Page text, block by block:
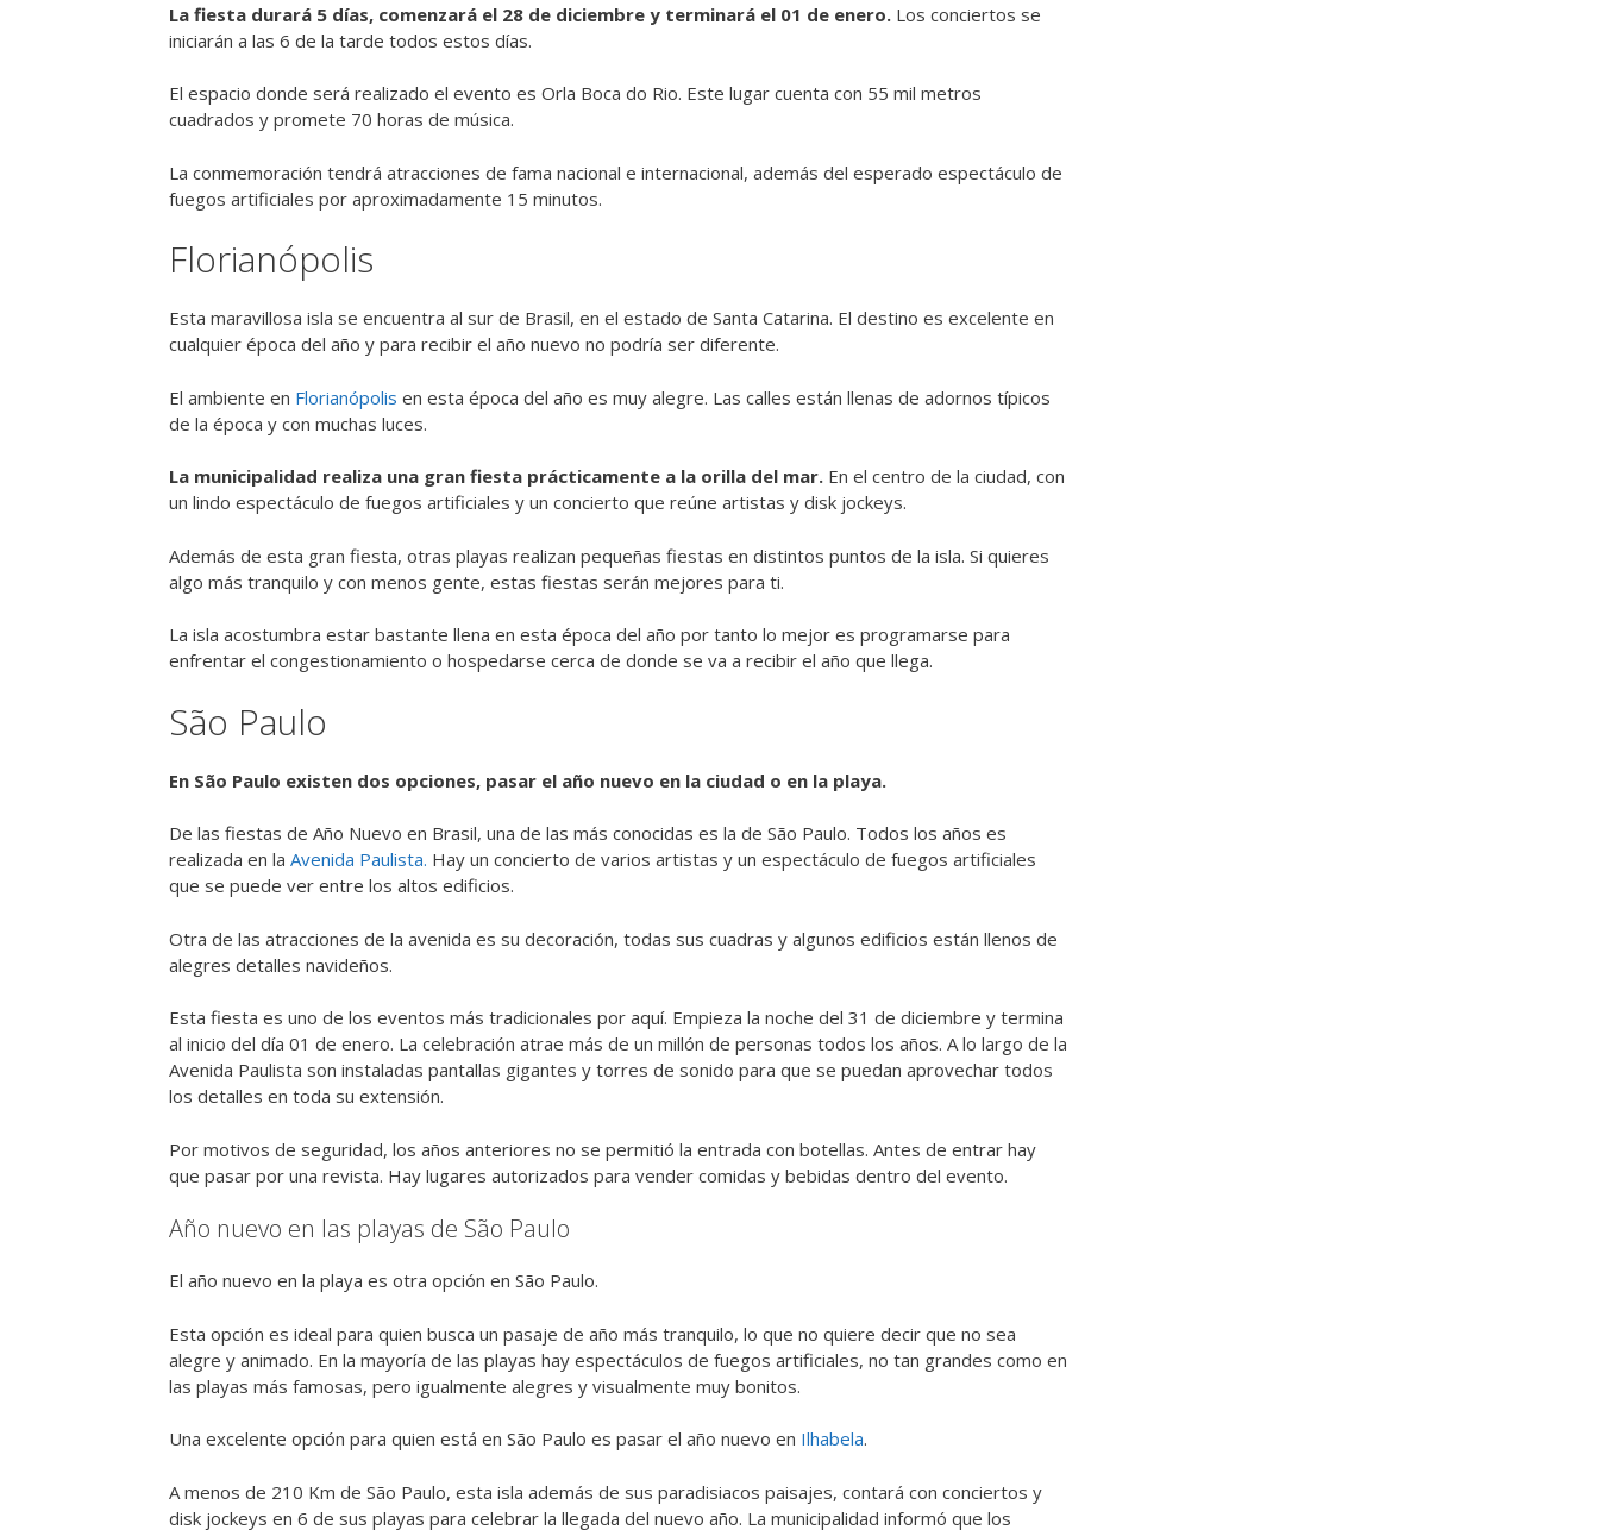
La fiesta durará 5 días, comenzará el 28 de diciembre y terminará el 01 de enero. Los conciertos se
iniciarán a las 6 de la tarde todos estos días.
El espacio donde será realizado el evento es Orla Boca do Rio. Este lugar cuenta con 55 mil metros
cuadrados y promete 70 horas de música.
La conmemoración tendrá atracciones de fama nacional e internacional, además del esperado espectáculo de
fuegos artificiales por aproximadamente 15 minutos.
Florianópolis
Esta maravillosa isla se encuentra al sur de Brasil, en el estado de Santa Catarina. El destino es excelente en
cualquier época del año y para recibir el año nuevo no podría ser diferente.
El ambiente en Florianópolis en esta época del año es muy alegre. Las calles están llenas de adornos típicos
de la época y con muchas luces.
La municipalidad realiza una gran fiesta prácticamente a la orilla del mar. En el centro de la ciudad, con
un lindo espectáculo de fuegos artificiales y un concierto que reúne artistas y disk jockeys.
Además de esta gran fiesta, otras playas realizan pequeñas fiestas en distintos puntos de la isla. Si quieres
algo más tranquilo y con menos gente, estas fiestas serán mejores para ti.
La isla acostumbra estar bastante llena en esta época del año por tanto lo mejor es programarse para
enfrentar el congestionamiento o hospedarse cerca de donde se va a recibir el año que llega.
São Paulo
En São Paulo existen dos opciones, pasar el año nuevo en la ciudad o en la playa.
De las fiestas de Año Nuevo en Brasil, una de las más conocidas es la de São Paulo. Todos los años es
realizada en la Avenida Paulista. Hay un concierto de varios artistas y un espectáculo de fuegos artificiales
que se puede ver entre los altos edificios.
Otra de las atracciones de la avenida es su decoración, todas sus cuadras y algunos edificios están llenos de
alegres detalles navideños.
Esta fiesta es uno de los eventos más tradicionales por aquí. Empieza la noche del 31 de diciembre y termina
al inicio del día 01 de enero. La celebración atrae más de un millón de personas todos los años. A lo largo de la
Avenida Paulista son instaladas pantallas gigantes y torres de sonido para que se puedan aprovechar todos
los detalles en toda su extensión.
Por motivos de seguridad, los años anteriores no se permitió la entrada con botellas. Antes de entrar hay
que pasar por una revista. Hay lugares autorizados para vender comidas y bebidas dentro del evento.
Año nuevo en las playas de São Paulo
El año nuevo en la playa es otra opción en São Paulo.
Esta opción es ideal para quien busca un pasaje de año más tranquilo, lo que no quiere decir que no sea
alegre y animado. En la mayoría de las playas hay espectáculos de fuegos artificiales, no tan grandes como en
las playas más famosas, pero igualmente alegres y visualmente muy bonitos.
Una excelente opción para quien está en São Paulo es pasar el año nuevo en Ilhabela.
A menos de 210 Km de São Paulo, esta isla además de sus paradisiacos paisajes, contará con conciertos y
disk jockeys en 6 de sus playas para celebrar la llegada del nuevo año. La municipalidad informó que los